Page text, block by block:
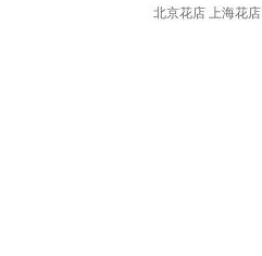
北京花店 上海花店